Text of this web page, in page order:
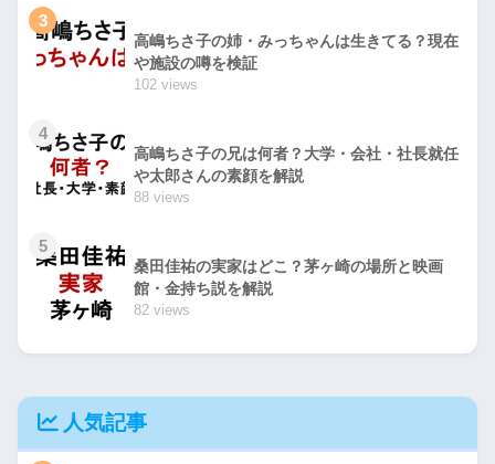
3
高嶋ちさ子の姉・みっちゃんは生きてる？現在
や施設の噂を検証
102 views
4
高嶋ちさ子の兄は何者？大学・会社・社長就任
や太郎さんの素顔を解説
88 views
5
桑田佳祐の実家はどこ？茅ヶ崎の場所と映画
館・金持ち説を解説
82 views
人気記事